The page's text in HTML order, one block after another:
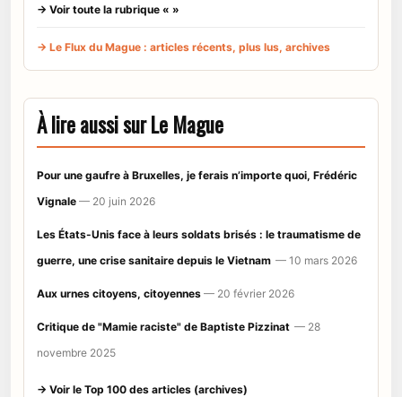
→ Voir toute la rubrique « »
→ Le Flux du Mague : articles récents, plus lus, archives
À lire aussi sur Le Mague
Pour une gaufre à Bruxelles, je ferais n’importe quoi, Frédéric
Vignale — 20 juin 2026
Les États-Unis face à leurs soldats brisés : le traumatisme de
guerre, une crise sanitaire depuis le Vietnam — 10 mars 2026
Aux urnes citoyens, citoyennes — 20 février 2026
Critique de "Mamie raciste" de Baptiste Pizzinat — 28
novembre 2025
→ Voir le Top 100 des articles (archives)